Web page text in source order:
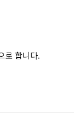
로 합니다.